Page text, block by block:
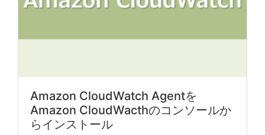
Amazon CloudWatch Agentを
Amazon CloudWacthのコンソールか
らインストール